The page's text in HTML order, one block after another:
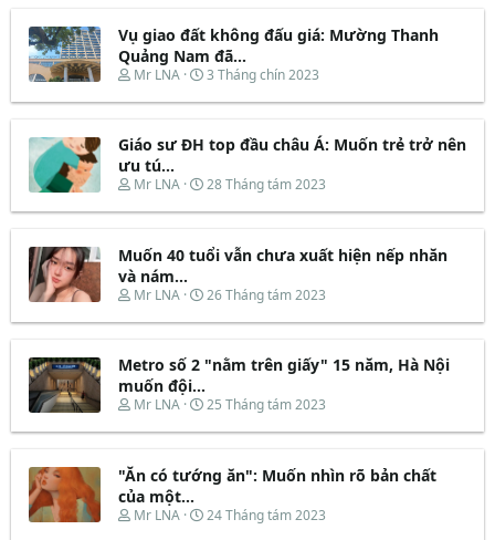
Vụ giao đất không đấu giá: Mường Thanh
Quảng Nam đã...
T
r
a
d
s
a
t
e
r
Mr LNA
N
à
b
t
ầ
3 Tháng chín 2023
Giáo sư ĐH top đầu châu Á: Muốn trẻ trở nên
ưu tú...
T
r
a
d
s
a
t
r
Mr LNA
N
à
b
t
ầ
28 Tháng tám 2023
Muốn 40 tuổi vẫn chưa xuất hiện nếp nhăn
và nám...
T
r
a
d
s
a
t
e
r
Mr LNA
N
à
b
t
ầ
26 Tháng tám 2023
Metro số 2 "nằm trên giấy" 15 năm, Hà Nội
muốn đội...
T
r
a
d
s
Mr LNA
N
à
b
t
25 Tháng tám 2023
"Ăn có tướng ăn": Muốn nhìn rõ bản chất
của một...
T
Mr LNA
N
24 Tháng tám 2023